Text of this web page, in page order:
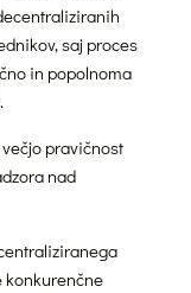
saj proces
in popolnoma
pravičnost
nad
konkurenčne